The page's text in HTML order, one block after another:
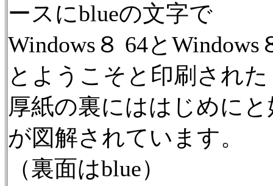
ースにblueの文字で
Windows８ 64と
とようこそと印刷された
厚紙の裏にははじめに
が図解されています。
（裏面はblue）